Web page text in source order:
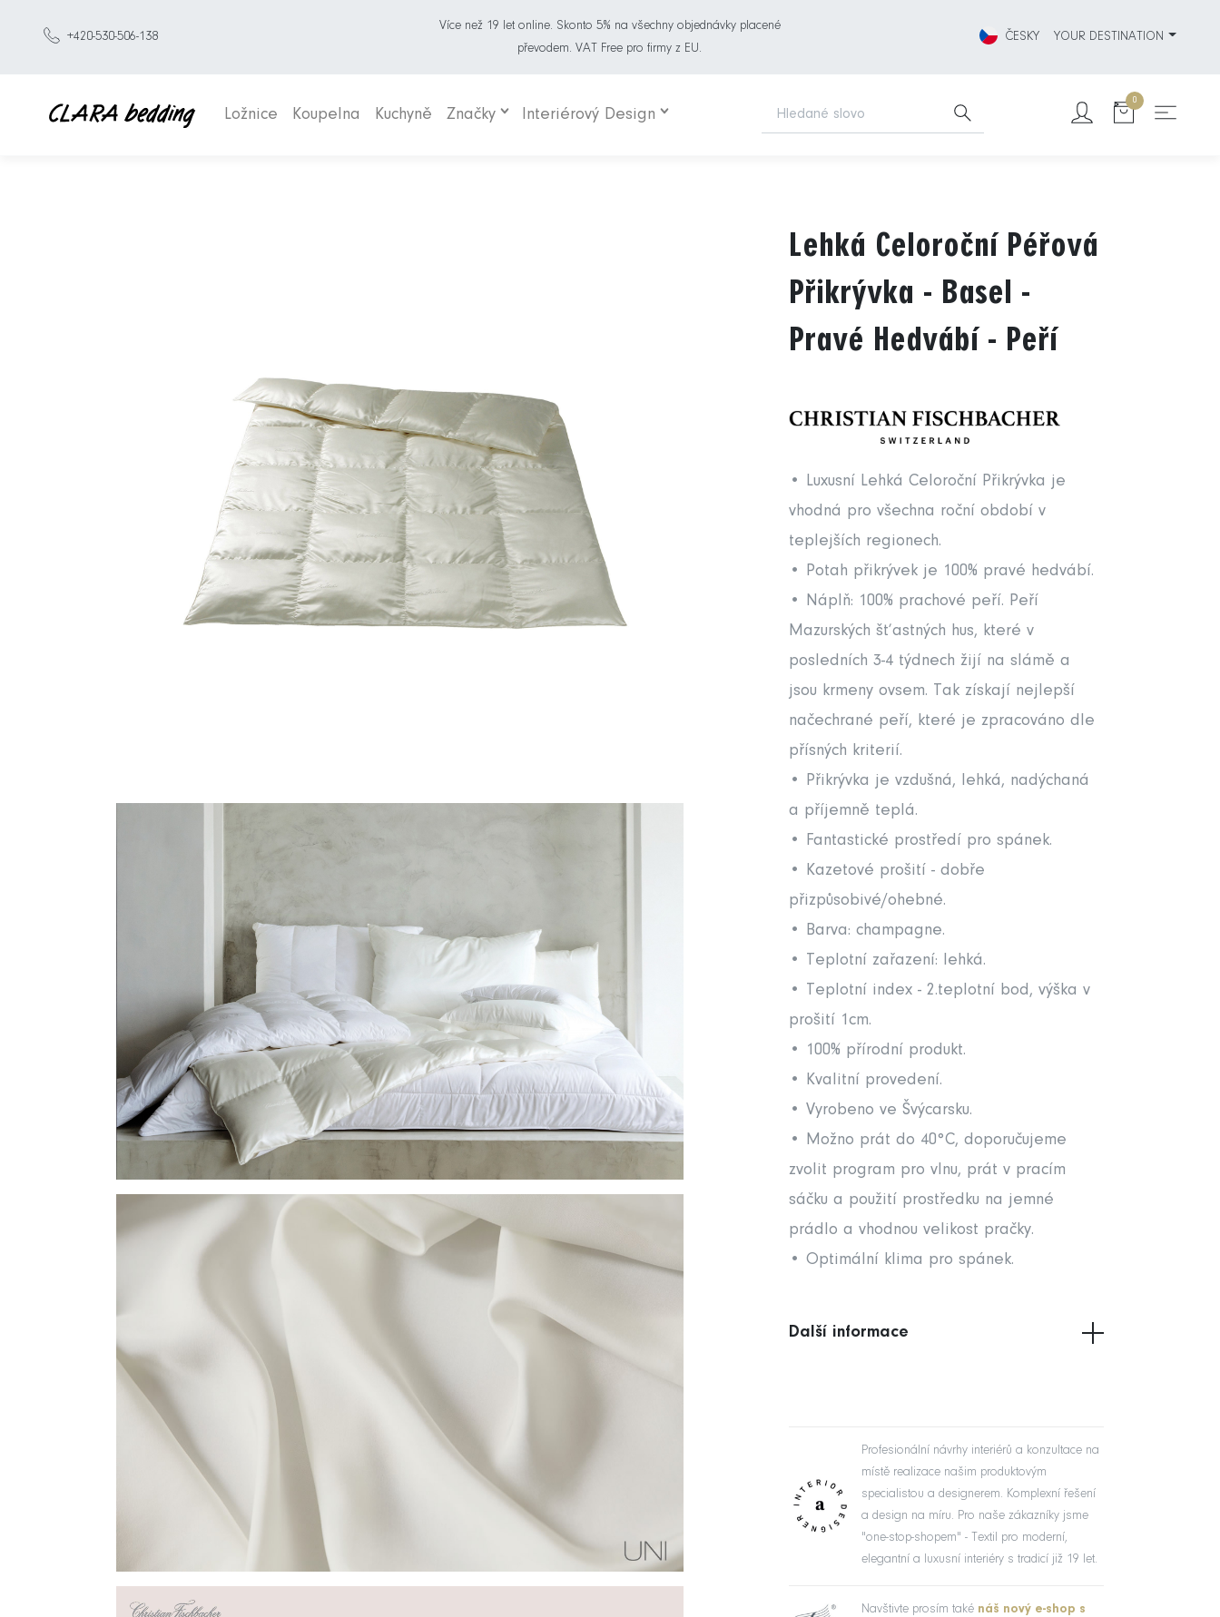
+420-530-506-138
Více než 19 let online. Skonto 5% na všechny objednávky placené
převodem. VAT Free pro firmy z EU.
ČESKY YOUR DESTINATION
Ložnice Koupelna Kuchyně Značky Interiérový Design
0
Lehká Celoroční Péřová
Přikrývka - Basel -
Pravé Hedvábí - Peří
• Luxusní Lehká Celoroční Přikrývka je
vhodná pro všechna roční období v
teplejších regionech.
• Potah přikrývek je 100% pravé hedvábí.
• Náplň: 100% prachové peří. Peří
Mazurských šťastných hus, které v
posledních 3-4 týdnech žijí na slámě a
jsou krmeny ovsem. Tak získají nejlepší
načechrané peří, které je zpracováno dle
přísných kriterií.
• Přikrývka je vzdušná, lehká, nadýchaná
a příjemně teplá.
• Fantastické prostředí pro spánek.
• Kazetové prošití - dobře
přizpůsobivé/ohebné.
• Barva: champagne.
• Teplotní zařazení: lehká.
• Teplotní index - 2.teplotní bod, výška v
prošití 1cm.
• 100% přírodní produkt.
• Kvalitní provedení.
• Vyrobeno ve Švýcarsku.
• Možno prát do 40°C, doporučujeme
zvolit program pro vlnu, prát v pracím
sáčku a použití prostředku na jemné
prádlo a vhodnou velikost pračky.
• Optimální klima pro spánek.
Další informace
Profesionální návrhy interiérů a konzultace na
místě realizace našim produktovým
specialistou a designerem. Komplexní řešení
a design na míru. Pro naše zákazníky jsme
"one-stop-shopem" - Textil pro moderní,
elegantní a luxusní interiéry s tradicí již 19 let.
Navštivte prosím také náš nový e-shop s